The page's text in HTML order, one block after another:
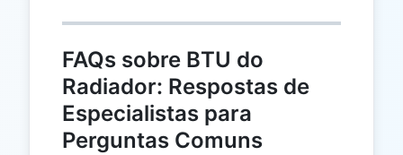
FAQs sobre BTU do
Radiador: Respostas de
Especialistas para
Perguntas Comuns